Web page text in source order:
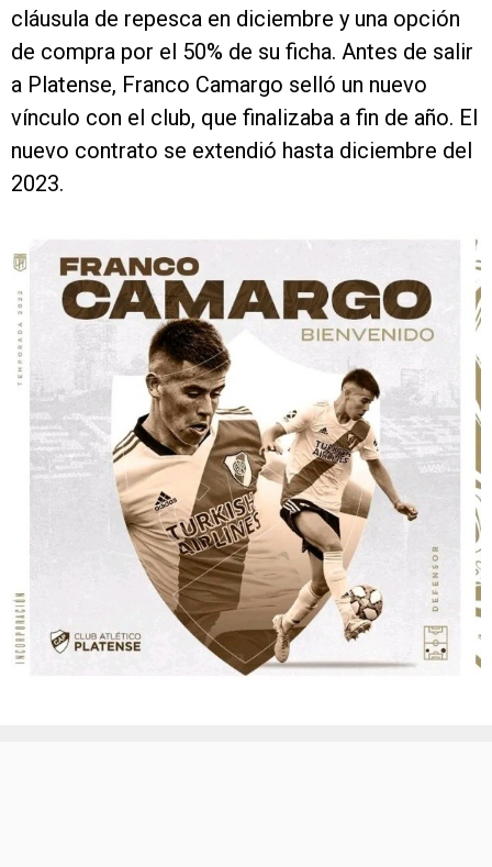
cláusula de repesca en diciembre y una opción
de compra por el 50% de su ficha. Antes de salir
a Platense, Franco Camargo selló un nuevo
vínculo con el club, que finalizaba a fin de año. El
nuevo contrato se extendió hasta diciembre del
2023.